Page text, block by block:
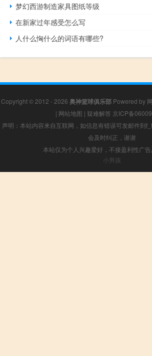
梦幻西游制造家具图纸等级
在新家过年感受怎么写
人什么恟什么的词语有哪些?
Copyright © 2012 - 2026 奥神篮球俱乐部Powered by
| 网站地图 | 疑难解答 京ICP备
声明：本站内容来自互联网，如信息有错误可发邮件到
会及时纠正，谢谢
本站仅为个人兴趣爱好，不接盈利性广
小男孩